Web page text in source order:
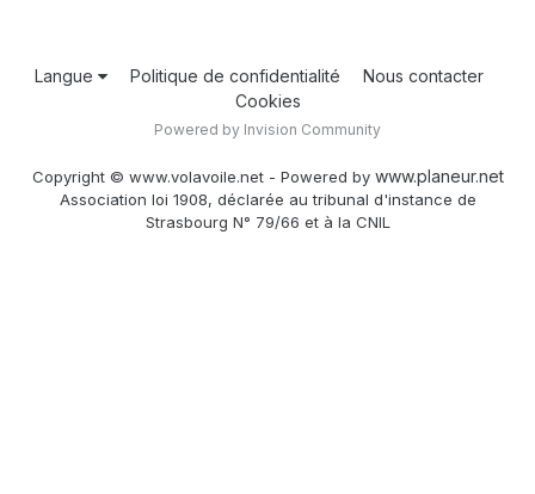
Langue Politique de confidentialité
Nous contacter
Cookies
Powered by Invision Community
Copyright © www.volavoile.net - Powered by www.planeur.net
Association loi 1908, déclarée au tribunal d'instance de
Strasbourg N° 79/66 et à la CNIL